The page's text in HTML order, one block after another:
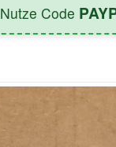
Nutze Code